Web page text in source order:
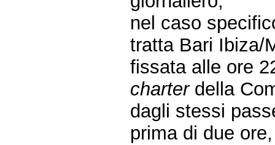
nel caso
tratta Bari Ibiza/
fissata alle ore
charterdella
dagli stessi
prima di due